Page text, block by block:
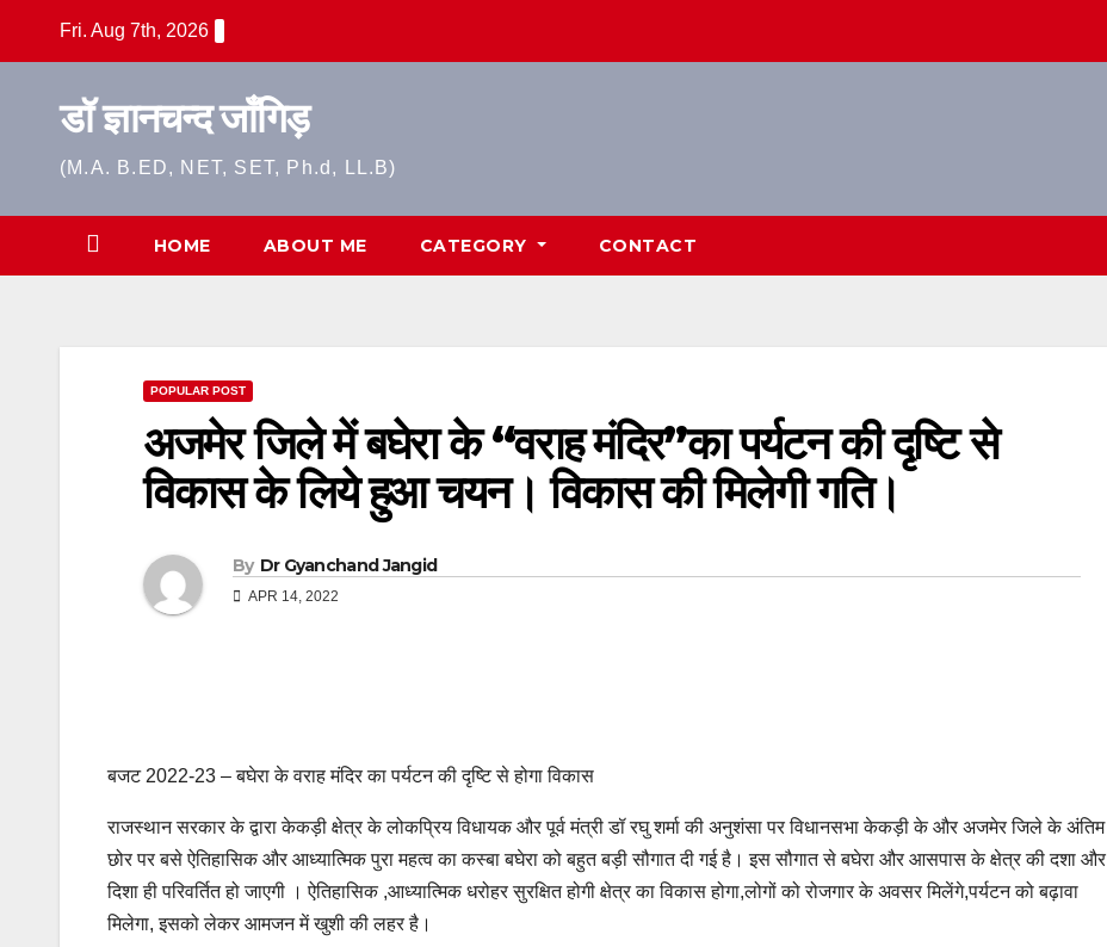
Fri. Aug 7th, 2026
डॉ ज्ञानचन्द जाँगिड़
(M.A. B.ED, NET, SET, Ph.d, LL.B)
HOME ABOUT ME CATEGORY CONTACT
POPULAR POST
अजमेर जिले में बघेरा के “वराह मंदिर”का पर्यटन की दृष्टि से
विकास के लिये हुआ चयन। विकास की मिलेगी गति।
By Dr Gyanchand Jangid
APR 14, 2022
बजट 2022-23 – बघेरा के वराह मंदिर का पर्यटन की दृष्टि से होगा विकास
राजस्थान सरकार के द्वारा केकड़ी क्षेत्र के लोकप्रिय विधायक और पूर्व मंत्री डॉ रघु शर्मा की अनुशंसा पर विधानसभा केकड़ी के और अजमेर जिले के अंतिम
छोर पर बसे ऐतिहासिक और आध्यात्मिक पुरा महत्व का कस्बा बघेरा को बहुत बड़ी सौगात दी गई है। इस सौगात से बघेरा और आसपास के क्षेत्र की दशा और
दिशा ही परिवर्तित हो जाएगी । ऐतिहासिक ,आध्यात्मिक धरोहर सुरक्षित होगी क्षेत्र का विकास होगा,लोगों को रोजगार के अवसर मिलेंगे,पर्यटन को बढ़ावा
मिलेगा, इसको लेकर आमजन में खुशी की लहर है।